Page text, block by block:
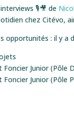
🎙🎥 de
chez Citévo,
opportunités : il y a
Junior (Pôle
Foncier Junior (Pôle